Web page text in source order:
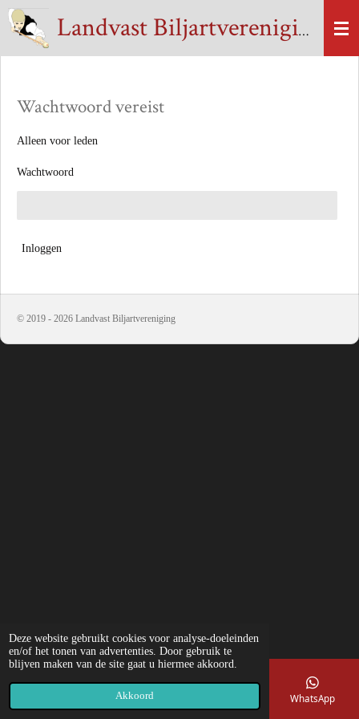
Deze website gebruikt cookies voor analyse-doeleinden
en/of het tonen van advertenties. Door gebruik te
blijven maken van de site gaat u hiermee akkoord.
Akkoord
Ga
direct
naar
hoofdinhoud
Landvast Biljartvereniging
Wachtwoord vereist
Alleen voor leden
Wachtwoord
Inloggen
© 2019 - 2026 Landvast Biljartvereniging
Telefoonnummer WhatsApp